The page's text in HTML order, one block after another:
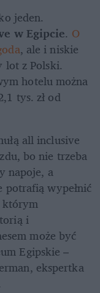
jeden.
w Egipcie. O
, ale i niskie
lot z Polski.
hotelu można
tys. zł od
all inclusive
bo nie trzeba
napoje, a
wypełnić
którym
i
może być
Egipskie –
ekspertka